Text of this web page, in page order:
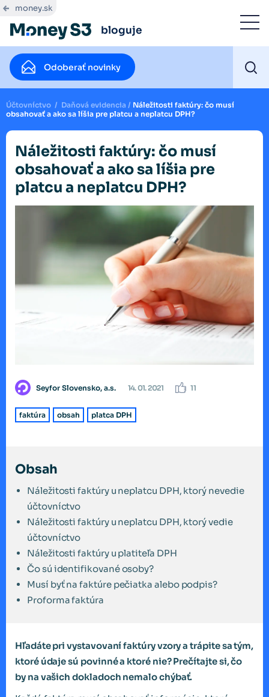
money.sk
bloguje
Odoberať novinky
Účtovníctvo / Daňová evidencia / Náležitosti faktúry: čo musí
obsahovať a ako sa líšia pre platcu a neplatcu DPH?
Náležitosti faktúry: čo musí
obsahovať a ako sa líšia pre
platcu a neplatcu DPH?
Seyfor Slovensko, a.s. 14. 01. 2021 11
faktúra obsah platca DPH
Obsah
Náležitosti faktúry u neplatcu DPH, ktorý nevedie
účtovníctvo
Náležitosti faktúry u neplatcu DPH, ktorý vedie
účtovníctvo
Náležitosti faktúry u platiteľa DPH
Čo sú identifikované osoby?
Musí byť na faktúre pečiatka alebo podpis?
Proforma faktúra
Hľadáte pri vystavovaní faktúry vzory a trápite sa tým,
ktoré údaje sú povinné a ktoré nie? Prečítajte si, čo
by na vašich dokladoch nemalo chýbať.